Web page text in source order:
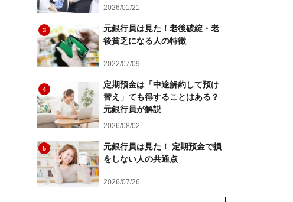
2026/01/21
3
元銀行員は見た！老後破綻・老
後貧乏になる人の特徴
2022/07/09
4
定期預金は「中途解約して預け
替え」ても得することはある？
元銀行員が解説
2026/08/02
5
元銀行員は見た！ 定期預金で損
をしない人の共通点
2026/07/26